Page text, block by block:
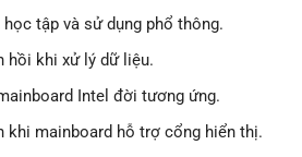
tập và sử dụng phổ thông.
hồi khi xử lý dữ liệu.
Intel đời tương ứng.
khi mainboard hỗ trợ cổng hiển thị.